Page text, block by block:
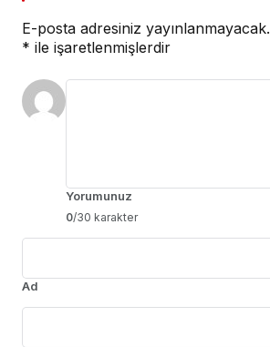
E-posta adresiniz yayınlanmayacak.
* ile işaretlenmişlerdir
Yorumunuz
0/30 karakter
Ad